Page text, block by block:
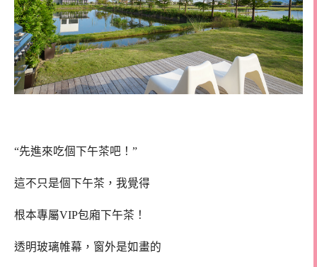
“先進來吃個下午茶吧！”
這不只是個下午茶，我覺得
根本專屬VIP包廂下午茶！
透明玻璃帷幕，窗外是如畫的